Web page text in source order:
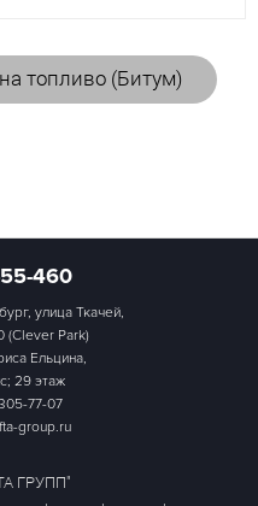
топливо (Битум)
460
улица Ткачей,
(Clever Park)
Ельцина,
29 этаж
77-07
group.ru
ГРУПП"